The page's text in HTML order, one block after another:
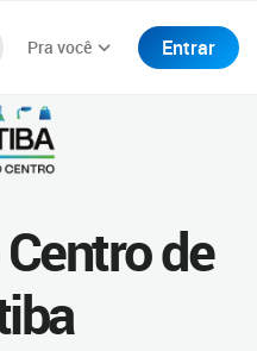
Pra você Entrar
de